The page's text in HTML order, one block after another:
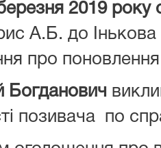
2019 року
А.Б. до Інькова
про
Богданович
позивача по